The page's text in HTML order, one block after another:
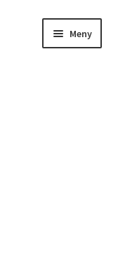
Meny